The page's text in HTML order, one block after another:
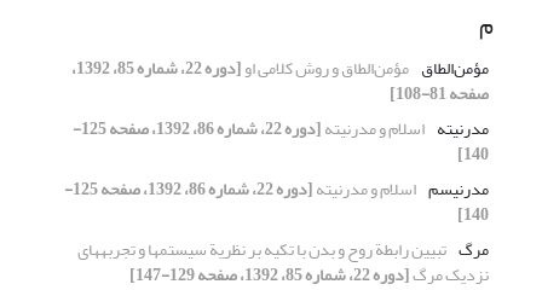
م
مؤمن‌الطاق مؤمن‌الطاق و روش کلامی او [دوره 22، شماره 85، 1392،
صفحه 81-108]
مدرنیته اسلام و مدرنیته [دوره 22، شماره 86، 1392، صفحه 125-
140]
مدرنیسم اسلام و مدرنیته [دوره 22، شماره 86، 1392، صفحه 125-
140]
مرگ تبیین رابطة روح و بدن با تکیه بر نظریة سیستم‏ها و تجربه‏های
نزدیک مرگ[دوره 22، شماره 85، 1392، صفحه 129-147]